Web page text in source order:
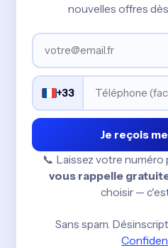
nouvelles offres
+33
Je reçois
📞 Laissez votre numéro
vous rappelle
choisir —
Sans spam.